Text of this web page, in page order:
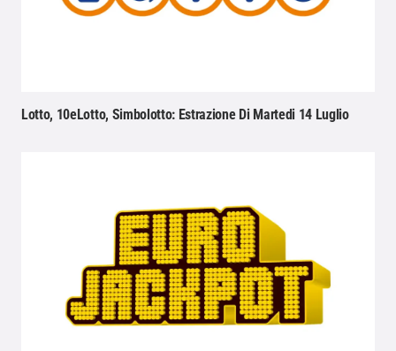
Lotto, 10eLotto, Simbolotto: Estrazione Di Martedi 14 Luglio